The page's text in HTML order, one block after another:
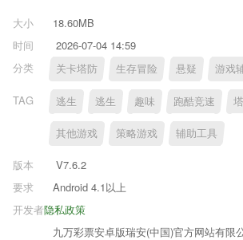
大小
18.60MB
时间
2026-07-04 14:59
分类
关卡塔防 生存冒险 悬疑 游戏
TAG 逃生 逃生 趣味 跑酷竞速
其他游戏 策略游戏 辅助工具
版本
V7.6.2
要求
Android 4.1以上
隐私政策
开发者
九万彩票安卓版瑞安(中国)官方网站有限